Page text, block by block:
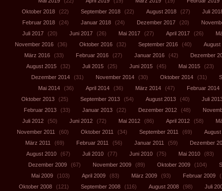
Oktober 2018
(22) September 2018 (22) August 2018 (27)
Juli
Februar 2018
(24) Januar 2018 (24) Dezember 2017 (20)
Juli 2017
(20) Juni 2017 (26) Mai 2017 (27) April 2017 (26)
November 2016
(36) Oktober 2016 (32) September 2016 (40)
August
März 2016
(33) Februar 2016 (27) Januar 2016 (42)
Dezember
August 2015
(32) Juli 2015 (25) Juni 2015 (45) Mai 2015
(23)
Dezember 2014
(31) November 2014 (30) Oktober 2014 (31)
Mai 2014
(36) April 2014 (36) März 2014 (47) Februar 2014
Oktober 2013
(25) September 2013 (54) August 2013 (40)
Juli
Februar 2013
(33) Januar 2013 (22) Dezember 2012 (48)
Juli 2012
(50) Juni 2012 (72) Mai 2012 (86) April 2012 (58)
November 2011
(60) Oktober 2011 (34) September 2011 (69)
August
März 2011
(69) Februar 2011 (56) Januar 2011 (59)
Dezember
August 2010
(67) Juli 2010 (77) Juni 2010 (75) Mai 2010
(83)
Dezember 2009
(67) November 2009 (89) Oktober 2009 (104)
Mai 2009
(103) April 2009 (83) März 2009 (93) Februar 2009
Oktober 2008
(121) September 2008 (116) August 2008 (98)
Juli